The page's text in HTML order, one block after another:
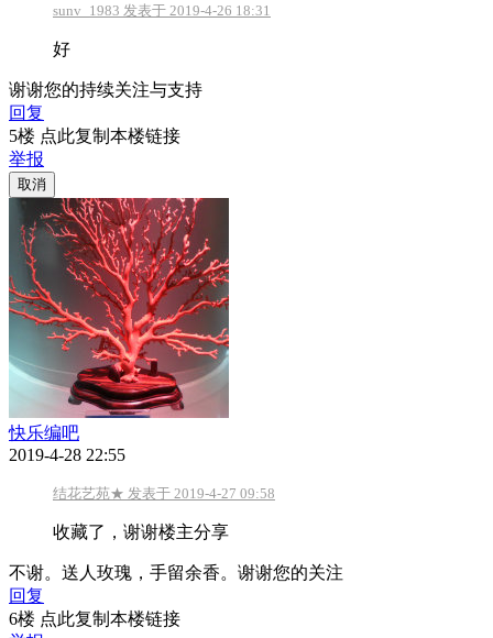
sunv_1983 发表于 2019-4-26 18:31
好
谢谢您的持续关注与支持
回复
5楼 点此复制本楼链接
举报
取消
快乐编吧
2019-4-28 22:55
结花艺苑★ 发表于 2019-4-27 09:58
收藏了，谢谢楼主分享
不谢。送人玫瑰，手留余香。谢谢您的关注
回复
6楼 点此复制本楼链接